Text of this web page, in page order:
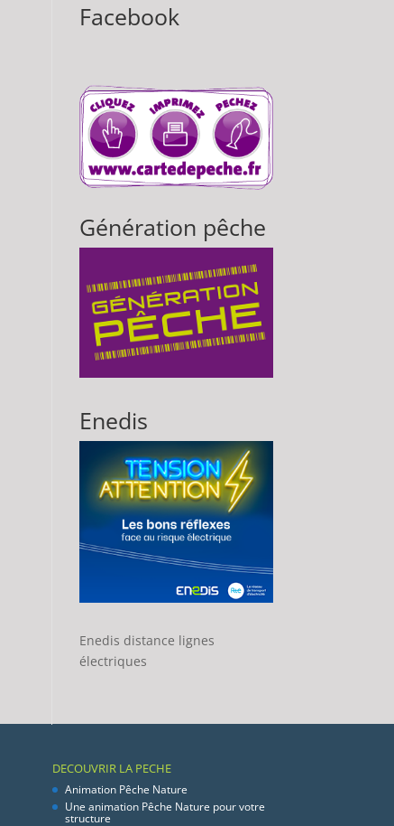
Facebook
Génération pêche
Enedis
Enedis distance lignes
électriques
DECOUVRIR LA PECHE
Animation Pêche Nature
Une animation Pêche Nature pour votre
structure